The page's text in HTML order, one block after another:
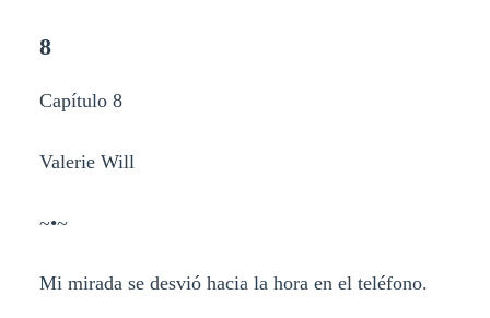
8
Capítulo 8
Valerie Will
~•~
Mi mirada se desvió hacia la hora en el teléfono.